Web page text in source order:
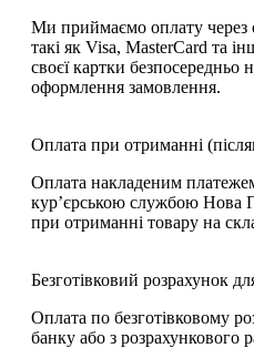
Ми приймаємо оплату через
такі як Visa, MasterCard та
своєї картки безпосередньо
оформлення замовлення.
Оплата при отриманні
Оплата накладеним
кур’єрською службою Нова
при отриманні товару на
Безготівковий розрахунок
Оплата по безготівковому
банку або з розрахункового